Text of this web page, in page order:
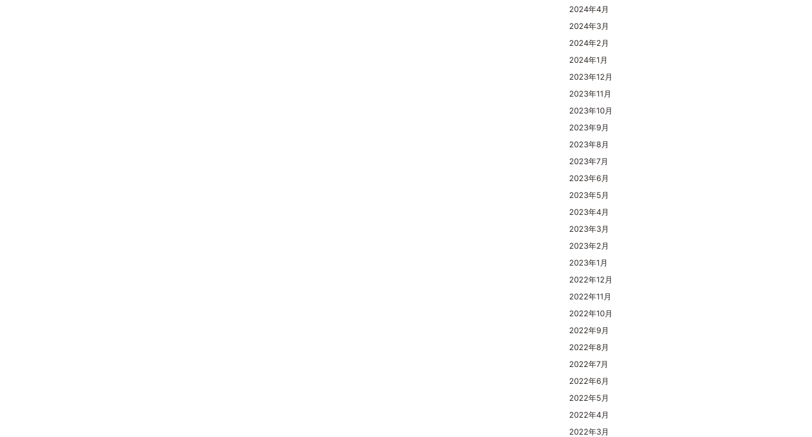
2024年4月
2024年3月
2024年2月
2024年1月
2023年12月
2023年11月
2023年10月
2023年9月
2023年8月
2023年7月
2023年6月
2023年5月
2023年4月
2023年3月
2023年2月
2023年1月
2022年12月
2022年11月
2022年10月
2022年9月
2022年8月
2022年7月
2022年6月
2022年5月
2022年4月
2022年3月